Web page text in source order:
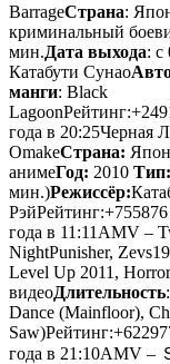
BarrageСтрана:
криминальный
мин.Дата выхода: c
Катабути Сунао
манги: Black
года в 20:25Черная
OmakeСтрана:
анимеГод: 2010 Тип:
мин.)Режиссёр:
года в 11:11 AMV –
NightPunisher,
Level Up 2011,
видеоДлительность
Dance (Mainfloor),
года в 21:10AMV –